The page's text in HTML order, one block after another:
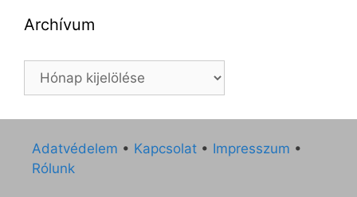
Archívum
Archívum
Adatvédelem • Kapcsolat • Impresszum •
Rólunk